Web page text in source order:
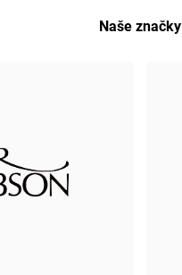
Naše značky